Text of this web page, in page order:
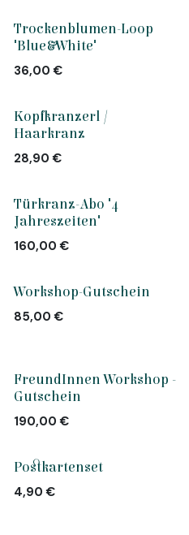
Trockenblumen-Loop
"Blue&White"
36,00 €
Kopfkranzerl /
Haarkranz
28,90 €
Türkranz-Abo "4
Jahreszeiten"
160,00 €
Workshop-Gutschein
85,00 €
FreundInnen Workshop -
Gutschein
190,00 €
Postkartenset
4,90 €